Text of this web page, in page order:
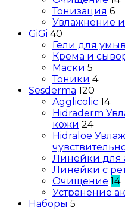
Тонизация 6
Увлажнение
GiGi 40
Гели для
Крема и
Маски 5
Тоники 4
Sesderma 120
Agglicolic 14
Hidraderm
кожи 24
Hidraloe
Линейки для
Линейки с
Очищение 14
Устранение
Наборы 5